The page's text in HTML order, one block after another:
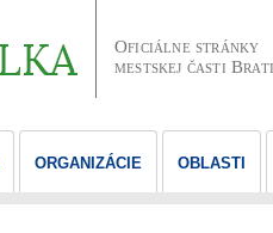
Oficiálne stránky
mestskej časti
ORGANIZÁCIE OBLASTI